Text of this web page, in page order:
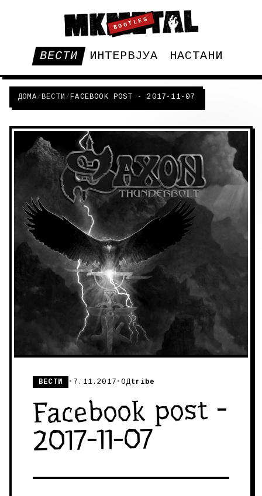
BOOTLEG
ВЕСТИ ИНТЕРВЈУА НАСТАНИ
ДОМА/ВЕСТИ /FACEBOOK POST - 2017-11-07
ВЕСТИ • 7.11.2017 •ОДtribe
Facebook post -
2017-11-07